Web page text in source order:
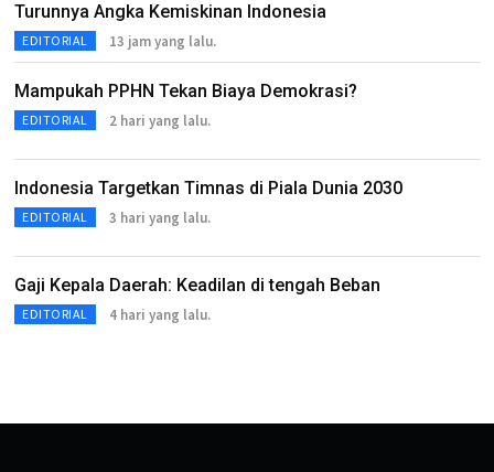
Turunnya Angka Kemiskinan Indonesia
EDITORIAL 13 jam yang lalu.
Mampukah PPHN Tekan Biaya Demokrasi?
EDITORIAL 2 hari yang lalu.
Indonesia Targetkan Timnas di Piala Dunia 2030
EDITORIAL 3 hari yang lalu.
Gaji Kepala Daerah: Keadilan di tengah Beban
EDITORIAL 4 hari yang lalu.